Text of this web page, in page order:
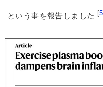
という事を報告しました [5